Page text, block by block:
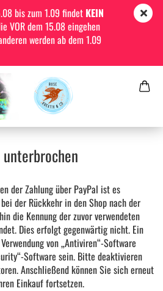
bis zum 1.09 findet KEIN
VOR dem 15.08 eingehen
werden ab dem 1.09
der Zahlung über PayPal ist es
der Rückkehr in den Shop nach der
die Kennung der zuvor verwendeten
Dies erfolgt gegenwärtig nicht. Ein
von „Antiviren“-Software
Software sein. Bitte deaktivieren
Anschließend können Sie sich erneut
Einkauf fortsetzen.